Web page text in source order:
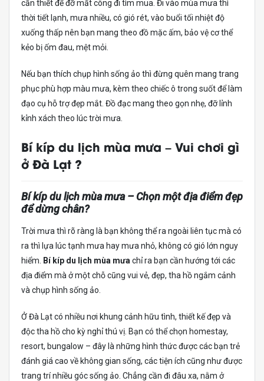
cần thiết để đỡ mất công đi tìm mua. Đi vào mùa mưa thì
thời tiết lạnh, mưa nhiều, có gió rét, vào buổi tối nhiệt độ
xuống thấp nên bạn mang theo đồ mặc ấm, bảo vệ cơ thể
kẻo bị ốm đau, mệt mỏi.
Nếu bạn thích chụp hình sống ảo thì đừng quên mang trang
phục phù hợp màu mưa, kèm theo chiếc ô trong suốt để làm
đạo cụ hỗ trợ đẹp mắt. Đồ đạc mang theo gọn nhẹ, đỡ lỉnh
kỉnh xách theo lúc trời mưa.
Bí kíp du lịch mùa mưa – Vui chơi gì
ở Đà Lạt ?
Bí kíp du lịch mùa mưa – Chọn một địa điểm đẹp
để dừng chân?
Trời mưa thì rõ ràng là bạn không thể ra ngoài liên tục mà có
ra thì lựa lúc tạnh mưa hay mưa nhỏ, không có gió lớn nguy
hiểm.
Bí kíp du lịch mùa mưa chỉ ra bạn cần hướng tới các
địa điểm mà ở một chỗ cũng vui vẻ, đẹp, tha hồ ngắm cảnh
và chụp hình sống ảo.
Ở Đà Lạt có nhiều nơi khung cảnh hữu tình, thiết kế đẹp và
độc tha hồ cho kỳ nghỉ thú vị. Bạn có thể chọn homestay,
resort, bungalow – đây là những hình thức được các bạn trẻ
đánh giá cao về không gian sống, các tiện ích cũng như được
trang trí nhiều góc sống ảo. Chẳng cần đi đâu xa, nằm ở